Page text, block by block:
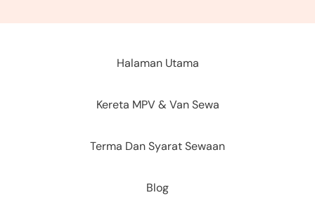
Halaman Utama
Kereta MPV & Van Sewa
Terma Dan Syarat Sewaan
Blog